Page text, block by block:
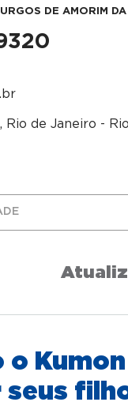
DE AMORIM DA
Rio de Janeiro -
o Kumon